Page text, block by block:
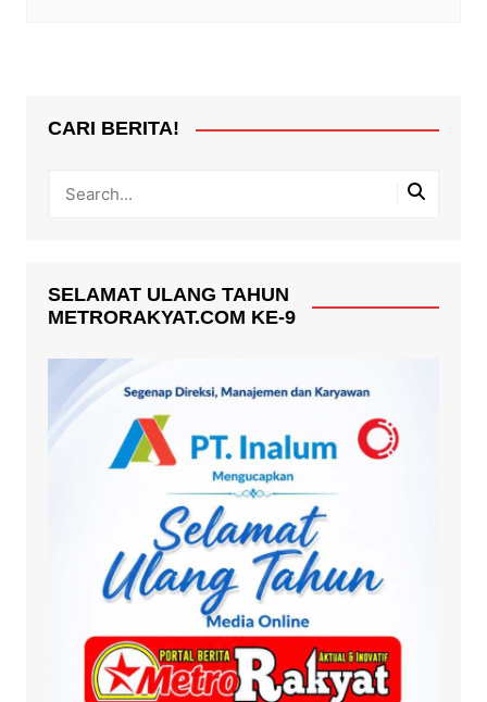
CARI BERITA!
SELAMAT ULANG TAHUN
METRORAKYAT.COM KE-9